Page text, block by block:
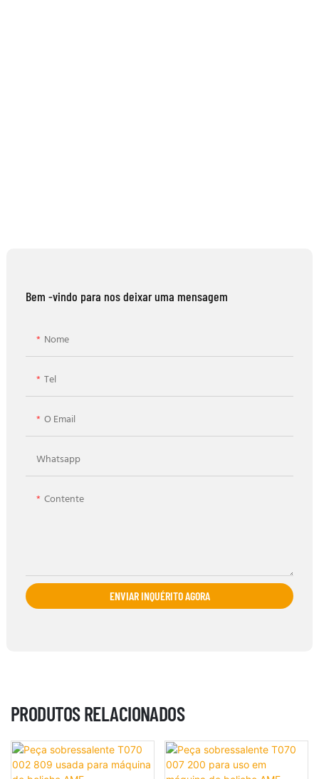
Bem -vindo para nos deixar uma mensagem
Nome
Tel
O Email
Whatsapp
Contente
ENVIAR INQUÉRITO AGORA
PRODUTOS RELACIONADOS